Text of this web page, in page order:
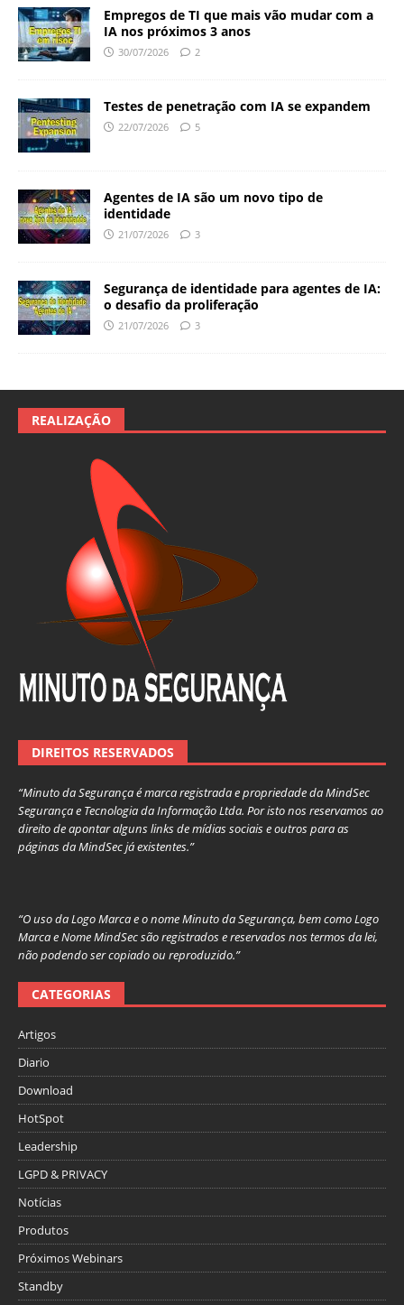
Empregos de TI que mais vão mudar com a
IA nos próximos 3 anos
30/07/2026 2
Testes de penetração com IA se expandem
22/07/2026 5
Agentes de IA são um novo tipo de
identidade
21/07/2026 3
Segurança de identidade para agentes de IA:
o desafio da proliferação
21/07/2026 3
REALIZAÇÃO
DIREITOS RESERVADOS
“Minuto da Segurança é marca registrada e propriedade da MindSec
Segurança e Tecnologia da Informação Ltda. Por isto nos reservamos ao
direito de apontar alguns links de mídias sociais e outros para as
páginas da MindSec já existentes.”
“O uso da Logo Marca e o nome Minuto da Segurança, bem como Logo
Marca e Nome MindSec são registrados e reservados nos termos da lei,
não podendo ser copiado ou reproduzido.”
CATEGORIAS
Artigos
Diario
Download
HotSpot
Leadership
LGPD & PRIVACY
Notícias
Produtos
Próximos Webinars
Standby